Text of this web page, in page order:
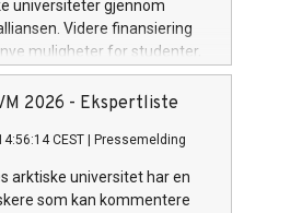
universiteter gjennom
Videre finansiering
muligheter for studenter,
forskningsmiljøer ved UiT.
2026 - Ekspertliste
CEST Pressemelding
arktiske universitet har en
som kan kommentere